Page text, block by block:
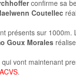
confirme sa
Coutellec
présents sur 1000m.
Goux Morales
vont maintenant
ACVS.